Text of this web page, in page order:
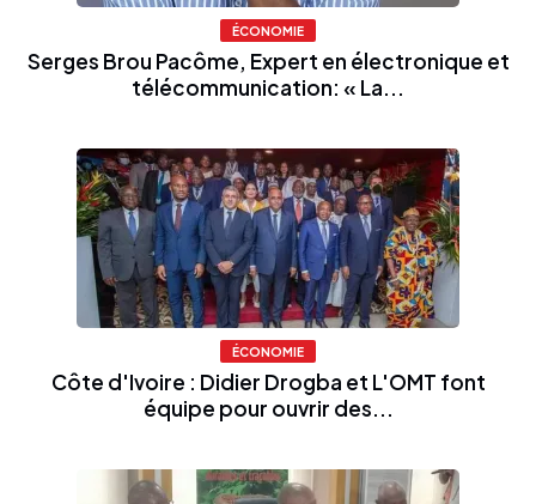
ÉCONOMIE
Serges Brou Pacôme, Expert en électronique et
télécommunication: « La...
ÉCONOMIE
Côte d'Ivoire : Didier Drogba et L'OMT font
équipe pour ouvrir des...